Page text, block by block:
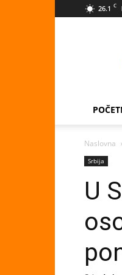
26.1 C
Naslovna
Srbija
U